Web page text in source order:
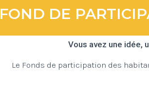
FOND DE
Vous avez une idée,
Le Fonds de participation des